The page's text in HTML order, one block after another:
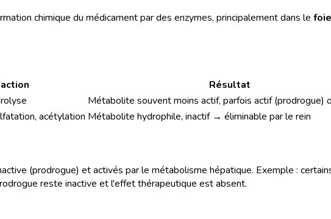
chimique du médicament par des enzymes, principalement dans le foie
Résultat
Métabolite souvent moins actif, parfois actif (prodrogue)
acétylation Métabolite hydrophile, inactif → éliminable par le rein
(prodrogue) et activés par le métabolisme hépatique. Exemple :
reste inactive et l'effet thérapeutique est absent.